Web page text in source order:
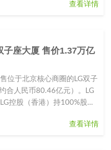
查看详情
座大厦 售价1.37万亿
位于北京核心商圈的LG双子
合人民币80.46亿元）。LG
控股（香港）持100%股
查看详情